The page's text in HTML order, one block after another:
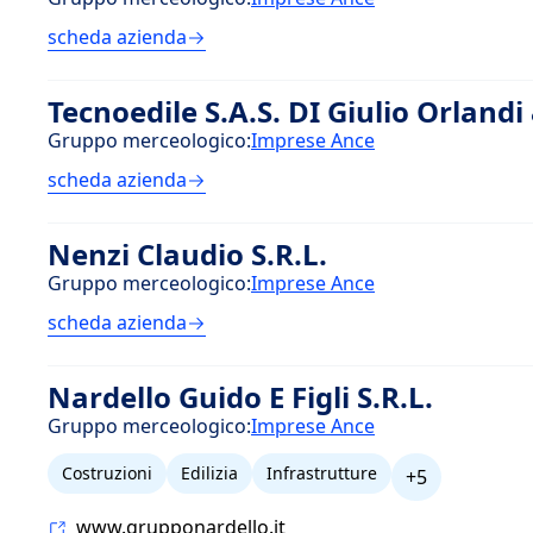
scheda azienda
Tecnoedile S.A.S. DI Giulio Orlandi
Gruppo merceologico:Imprese Ance
scheda azienda
Nenzi Claudio S.R.L.
Gruppo merceologico:Imprese Ance
scheda azienda
Nardello Guido E Figli S.R.L.
Gruppo merceologico:Imprese Ance
Costruzioni Edilizia Infrastrutture
+5
www.grupponardello.it